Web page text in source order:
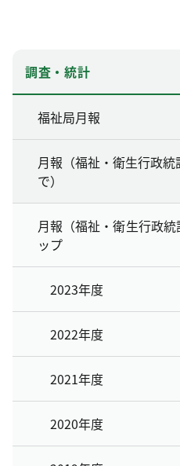
調査・統計
福祉局月報
月報（福祉・衛生行政
で）
月報（福祉・衛生行政
ップ
2023年度
2022年度
2021年度
2020年度